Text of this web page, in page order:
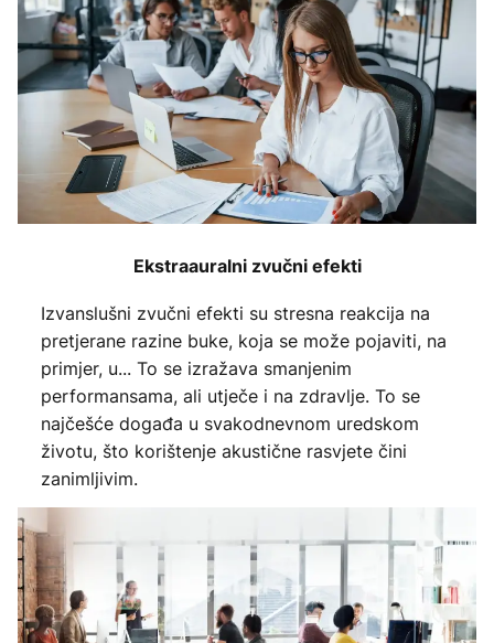
Ekstraauralni zvučni efekti
Izvanslušni zvučni efekti su stresna reakcija na
pretjerane razine buke, koja se može pojaviti, na
primjer, u... To se izražava smanjenim
performansama, ali utječe i na zdravlje. To se
najčešće događa u svakodnevnom uredskom
životu, što korištenje akustične rasvjete čini
zanimljivim.